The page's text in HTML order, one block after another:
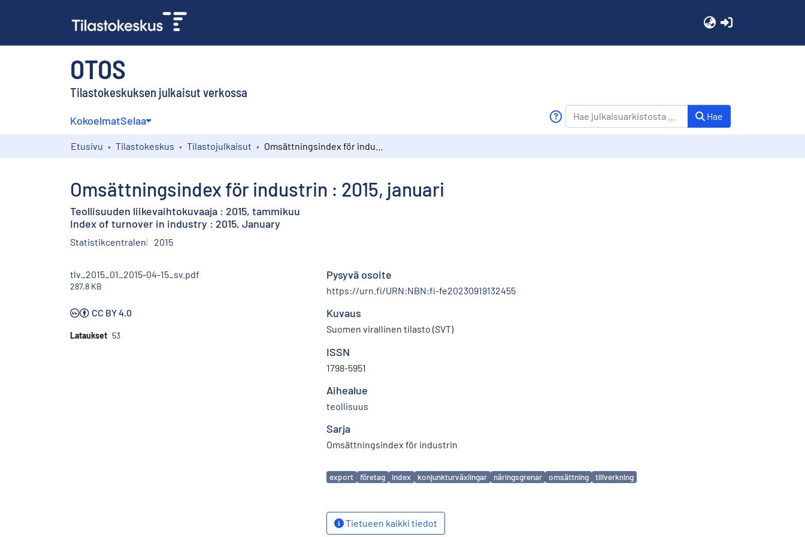
OTOS
Tilastokeskuksen julkaisut verkossa
KokoelmatSelaa Hae
Etusivu Tilastokeskus Tilastojulkaisut
Omsättningsindex för industrin : 2015, januari
Teollisuuden liikevaihtokuvaaja : 2015, tammikuu
Index of turnover in industry : 2015, January
Statistikcentralen 2015
tlv_2015_01_2015-04-15_sv.pdf
287.8 KB
CC BY 4.0
Lataukset 53
Pysyvä osoite
https://urn.fi/URN:NBN:fi-fe20230919132455
Kuvaus
Suomen virallinen tilasto (SVT)
ISSN
1798-5951
Aihealue
teollisuus
Sarja
Omsättningsindex för industrin
Avainsanat
export företag index konjunkturväxlingar näringsgrenar omsättning tillverkning
Tietueen kaikki tiedot